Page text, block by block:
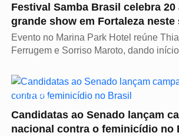
Festival Samba Brasil celebra 20
grande show em Fortaleza neste
Evento no Marina Park Hotel reúne
Ferrugem e Sorriso Maroto, dando
CULTURA
Candidatas ao Senado lançam
nacional contra o feminicídio no